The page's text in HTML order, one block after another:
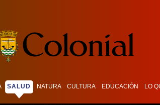
SALUD NATURA CULTURA EDUCACIÓN LO